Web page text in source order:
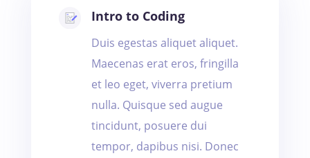
Intro to Coding
Duis egestas aliquet aliquet.
Maecenas erat eros, fringilla
et leo eget, viverra pretium
nulla. Quisque sed augue
tincidunt, posuere dui
tempor, dapibus nisi. Donec